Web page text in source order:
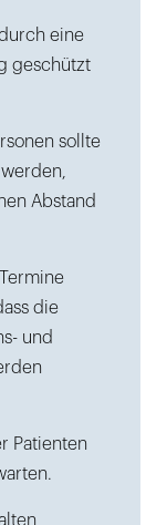
eine
geschützt
sollte
Abstand
die
und
Patienten